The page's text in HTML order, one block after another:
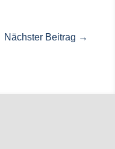
Nächster Beitrag →